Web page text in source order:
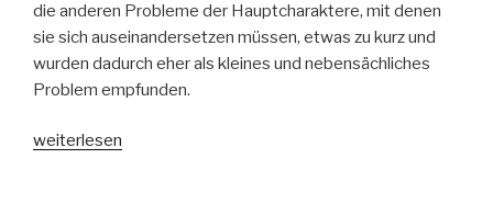
die anderen Probleme der Hauptcharaktere, mit denen
sie sich auseinandersetzen müssen, etwas zu kurz und
wurden dadurch eher als kleines und nebensächliches
Problem empfunden.
„Holly
weiterlesen